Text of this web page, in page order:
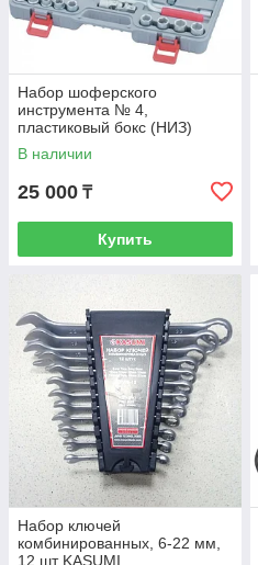
Набор шоферского
инструмента № 4,
пластиковый бокс (НИЗ)
Россия
В наличии
25 000 ₸
Купить
Набор ключей
комбинированных, 6-22 мм,
12 шт KASUMI